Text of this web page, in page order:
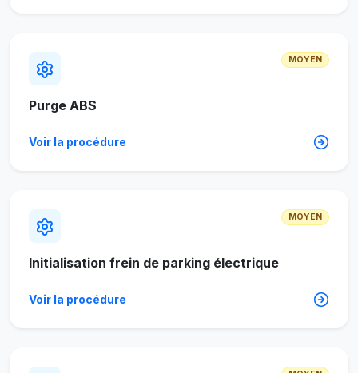
MOYEN
Purge ABS
Voir la procédure
MOYEN
Initialisation frein de parking électrique
Voir la procédure